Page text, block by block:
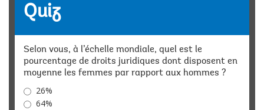
internet.https://wbl.banquemondiale.o...
Également, diffuser ces informations auprès des femmes,
Femmes, l’Entreprise et le Droit peuvent faciliter un dialogue
avec les décideurs politiques afin de favoriser des réformes.
N'hésitez pas à rentrer en contact avec l’équipe des
Experte
Quiz
Selon vous, à l’échelle mondiale, quel est le
pourcentage de droits juridiques dont disposent en
moyenne les femmes par rapport aux hommes ?
26%
64%